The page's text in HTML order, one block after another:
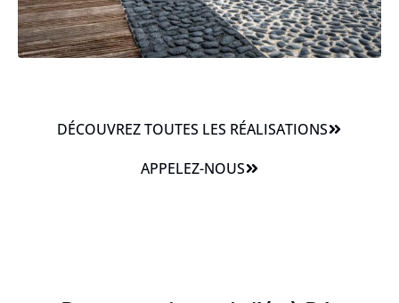
DÉCOUVREZ TOUTES LES RÉALISATIONS
APPELEZ-NOUS